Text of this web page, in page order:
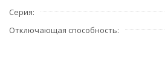
Серия
Отключающая способность